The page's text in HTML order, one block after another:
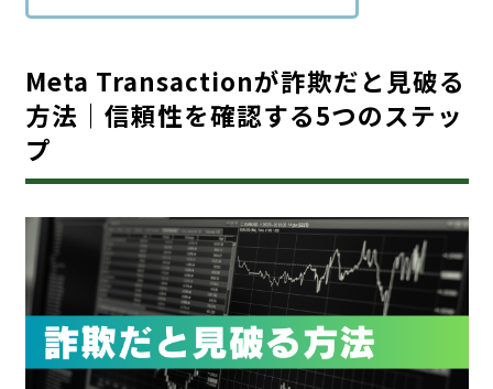
Meta Transactionが詐欺だと見破る
方法｜信頼性を確認する5つのステッ
プ